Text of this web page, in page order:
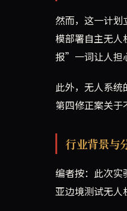
然而，这一计划
模部署自主无
报”一词让人担
此外，无人系
第四修正案关于
行业背景与
编者按：此次实
亚边境测试无人